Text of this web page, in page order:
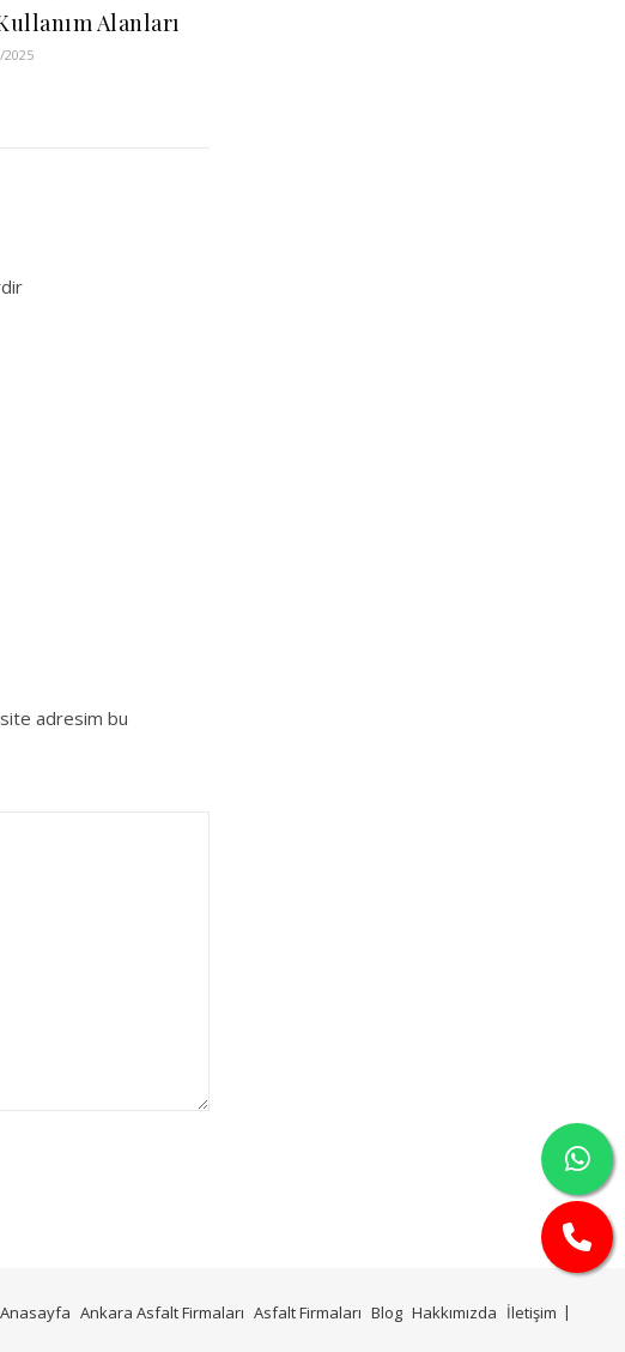
Alanları
2025
site adresim bu
Anasayfa Ankara Asfalt Firmaları Asfalt Firmaları Blog Hakkımızda İletişim